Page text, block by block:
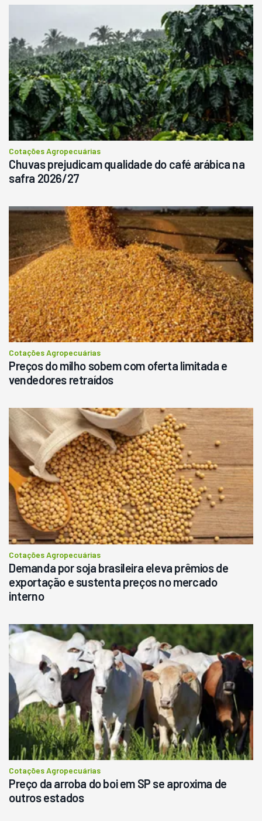
Cotações Agropecuárias
Chuvas prejudicam qualidade do café arábica na
safra 2026/27
Cotações Agropecuárias
Preços do milho sobem com oferta limitada e
vendedores retraídos
Cotações Agropecuárias
Demanda por soja brasileira eleva prêmios de
exportação e sustenta preços no mercado
interno
Cotações Agropecuárias
Preço da arroba do boi em SP se aproxima de
outros estados